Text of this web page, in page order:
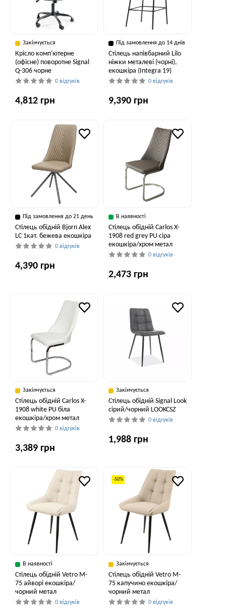
Закінчується
Крісло комп'ютерне
(офісне) поворотне Signal
Q-306 чорне
0 відгуків
4,812 грн
Під замовлення до 14 днів
Стілець напівбарний Lilo
ніжки металеві (чорні),
екошкіра (Integra 19)
0 відгуків
9,390 грн
Під замовлення до 21 день
Стілець обідній Bjorn Alex
LC 1кат. бежева екошкіра
0 відгуків
4,390 грн
В наявності
Стілець обідній Carlos X-
1908 red grey PU сіра
екошкіра/хром метал
0 відгуків
2,473 грн
Закінчується
Стілець обідній Carlos X-
1908 white PU біла
екошкіра/хром метал
0 відгуків
3,389 грн
Закінчується
Стілець обідній Signal Look
сірий/чорний LOOKCSZ
0 відгуків
1,988 грн
В наявності
Стілець обідній Vetro M-
75 айворі екошкіра/
чорний метал
0 відгуків
-50%
Закінчується
Стілець обідній Vetro M-
75 капучино екошкіра/
чорний метал
0 відгуків